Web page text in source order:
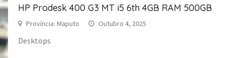
HP Prodesk 400 G3 MT i5 6th 4GB RAM 500GB
Província: Maputo Outubro 4, 2025
Desktops